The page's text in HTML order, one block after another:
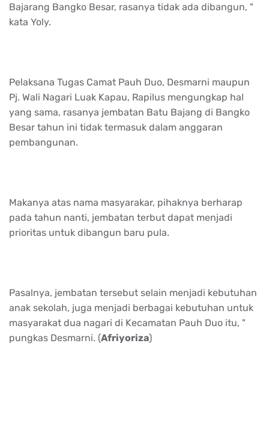
Bajarang Bangko Besar, rasanya tidak ada dibangun, "
kata Yoly.
Pelaksana Tugas Camat Pauh Duo, Desmarni maupun
Pj. Wali Nagari Luak Kapau, Rapilus mengungkap hal
yang sama, rasanya jembatan Batu Bajang di Bangko
Besar tahun ini tidak termasuk dalam anggaran
pembangunan.
Makanya atas nama masyarakar, pihaknya berharap
pada tahun nanti, jembatan terbut dapat menjadi
prioritas untuk dibangun baru pula.
Pasalnya, jembatan tersebut selain menjadi kebutuhan
anak sekolah, juga menjadi berbagai kebutuhan untuk
masyarakat dua nagari di Kecamatan Pauh Duo itu, "
pungkas Desmarni. (Afriyoriza)